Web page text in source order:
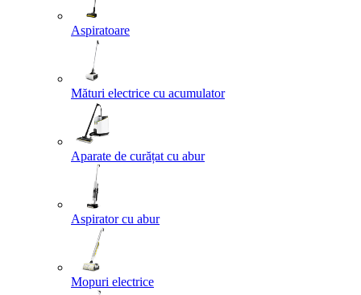
Aspiratoare
Mături electrice cu acumulator
Aparate de curățat cu abur
Aspirator cu abur
Mopuri electrice